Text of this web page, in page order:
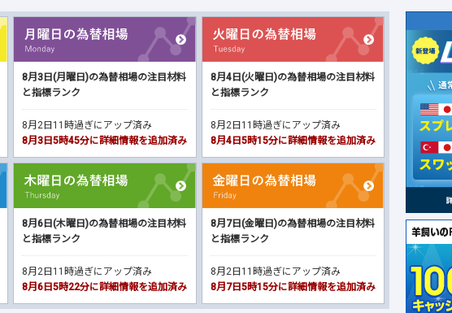
8月3日(月曜日)の為替相場の注目材料
と指標ランク
8月2日11時過ぎにアップ済み
8月3日5時45分に詳細情報を追加済み
8月4日(火曜日)の為替相場の注目材料
と指標ランク
8月2日11時過ぎにアップ済み
8月4日5時15分に詳細情報を追加済み
8月6日(木曜日)の為替相場の注目材料
と指標ランク
8月2日11時過ぎにアップ済み
8月6日5時22分に詳細情報を追加済み
8月7日(金曜日)の為替相場の注目材料
と指標ランク
8月2日11時過ぎにアップ済み
8月7日5時15分に詳細情報を追加済み